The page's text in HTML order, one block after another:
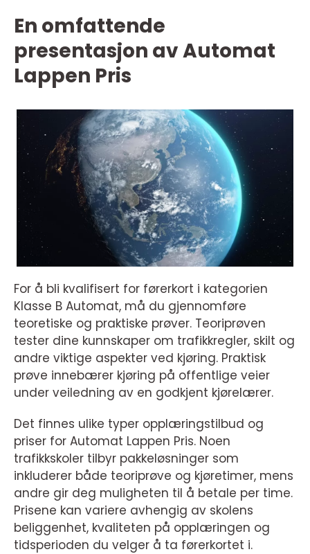
En omfattende
presentasjon av Automat
Lappen Pris
For å bli kvalifisert for førerkort i kategorien
Klasse B Automat, må du gjennomføre
teoretiske og praktiske prøver. Teoriprøven
tester dine kunnskaper om trafikkregler, skilt og
andre viktige aspekter ved kjøring. Praktisk
prøve innebærer kjøring på offentlige veier
under veiledning av en godkjent kjørelærer.
Det finnes ulike typer opplæringstilbud og
priser for Automat Lappen Pris. Noen
trafikkskoler tilbyr pakkeløsninger som
inkluderer både teoriprøve og kjøretimer, mens
andre gir deg muligheten til å betale per time.
Prisene kan variere avhengig av skolens
beliggenhet, kvaliteten på opplæringen og
tidsperioden du velger å ta førerkortet i.